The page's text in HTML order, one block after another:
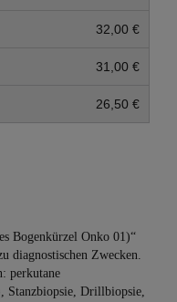
32,00 €
31,00 €
26,50 €
Bogenkürzel Onko 01)“
diagnostischen Zwecken.
perkutane
Stanzbiopsie, Drillbiopsie,